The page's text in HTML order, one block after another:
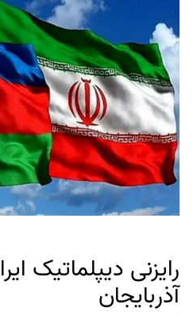
رایزنی دیپلماتیک
آذربایجان